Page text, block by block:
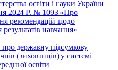
освіти і науки України
2024 Р. № 1093 «Про
рекомендацій щодо
навчання»
державну підсумкову
(вихованців) у системі
освіти